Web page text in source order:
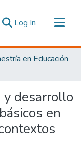
Log In (current)
en Educación
y desarrollo
en